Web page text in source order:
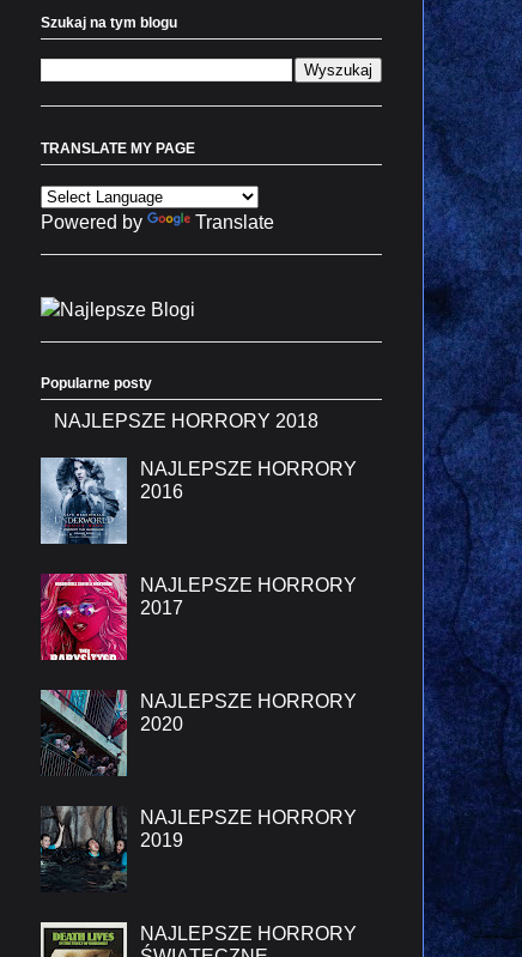
Szukaj na tym blogu
TRANSLATE MY PAGE
Powered by Translate
Popularne posty
NAJLEPSZE HORRORY 2018
NAJLEPSZE HORRORY
2016
NAJLEPSZE HORRORY
2017
NAJLEPSZE HORRORY
2020
NAJLEPSZE HORRORY
2019
NAJLEPSZE HORRORY